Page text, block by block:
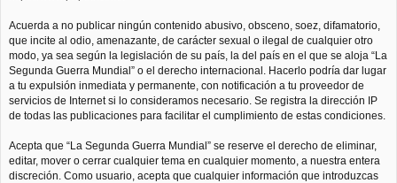
Acuerda a no publicar ningún contenido abusivo, obsceno, soez, difamatorio,
que incite al odio, amenazante, de carácter sexual o ilegal de cualquier otro
modo, ya sea según la legislación de su país, la del país en el que se aloja “La
Segunda Guerra Mundial” o el derecho internacional. Hacerlo podría dar lugar
a tu expulsión inmediata y permanente, con notificación a tu proveedor de
servicios de Internet si lo consideramos necesario. Se registra la dirección IP
de todas las publicaciones para facilitar el cumplimiento de estas condiciones.
Acepta que “La Segunda Guerra Mundial” se reserve el derecho de eliminar,
editar, mover o cerrar cualquier tema en cualquier momento, a nuestra entera
discreción. Como usuario, acepta que cualquier información que introduzcas